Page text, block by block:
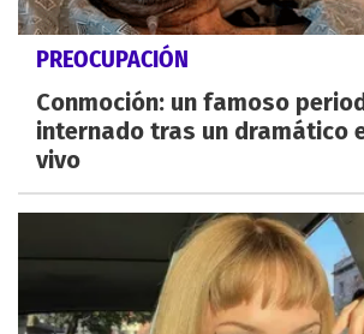
PREOCUPACIÓN
Conmoción: un famoso
internado tras un dramático
vivo